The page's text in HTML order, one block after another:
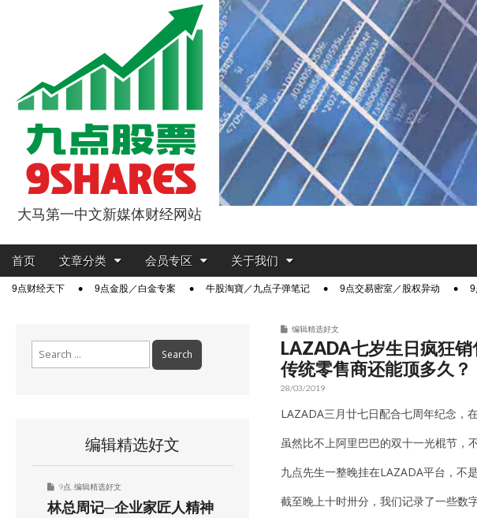
9点股票
大马第一中文新媒体财经网站
Main
Skip
content
首页 文章分类 会员专区 关于我们
Sub9点财经天下 9点金股／白金专案 牛股淘寶／九点子弹笔记 9点交易密室／股权异动 9
编辑精选好文
LAZADA七岁生日疯狂销
传统零售商还能顶多久？
28/03/2019
LAZADA三月廿七日配合七周年纪念，
虽然比不上阿里巴巴的双十一光棍节，
九点先生一整晚挂在LAZADA平台，不
截至晚上十时卅分，我们记录了一些数
编辑精选好文
9点 编辑精选好文
林总周记─企业家匠人精神